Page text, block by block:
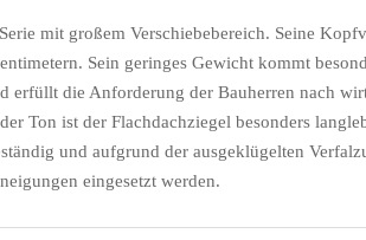
mit großem Verschiebebereich. Seine
Sein geringes Gewicht kommt
erfüllt die Anforderung der Bauherren nach
Ton ist der Flachdachziegel besonders
und aufgrund der ausgeklügelten
eingesetzt werden.